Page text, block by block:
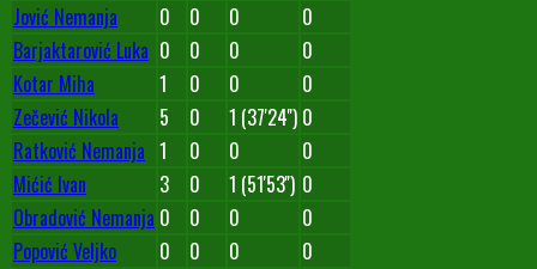
Jović Nemanja
0 0 0
0
Barjaktarović Luka 0 0 0
0
Kotar Miha
1 0 0
0
Zečević Nikola
5 0 1 (37'24'') 0
Ratković Nemanja 1 0 0
0
Mićić Ivan
3 0 1 (51'53'') 0
Obradović Nemanja 0 0 0
0
Popović Veljko
0 0 0
0